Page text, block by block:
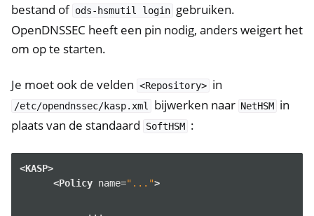
bestand of ods-hsmutil login gebruiken.
OpenDNSSEC heeft een pin nodig, anders weigert het
om op te starten.
Je moet ook de velden <Repository> in
/etc/opendnssec/kasp.xml bijwerken naar NetHSM in
plaats van de standaard
SoftHSM :
<KASP>
<Policy name="...">
...